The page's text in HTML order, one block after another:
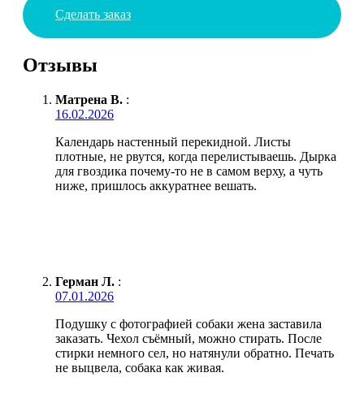
Сделать заказ
Отзывы
Матрена В. :
16.02.2026
Календарь настенный перекидной. Листы
плотные, не рвутся, когда перелистываешь. Дырка
для гвоздика почему-то не в самом верху, а чуть
ниже, пришлось аккуратнее вешать.
Герман Л. :
07.01.2026
Подушку с фотографией собаки жена заставила
заказать. Чехол съёмный, можно стирать. После
стирки немного сел, но натянули обратно. Печать
не выцвела, собака как живая.